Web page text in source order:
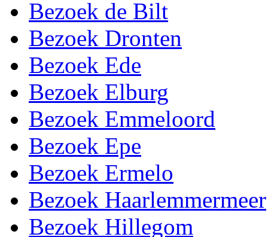
Bezoek de Bilt
Bezoek Dronten
Bezoek Ede
Bezoek Elburg
Bezoek Emmeloord
Bezoek Epe
Bezoek Ermelo
Bezoek Haarlemmermeer
Bezoek Hillegom